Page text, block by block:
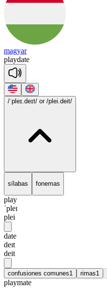
magyar
playdate
/ˈpleɪ.deɪt/ or /plei.deit/
sílabas fonemas
play
ˈpleɪ
plei
date
deɪt
deit
confusiones comunes1 rimas1
playmate